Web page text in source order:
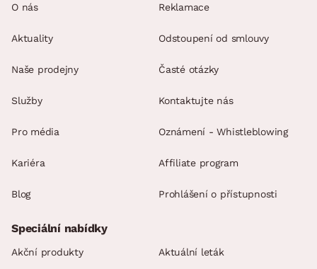
O nás
Aktuality
Naše prodejny
Služby
Pro média
Kariéra
Blog
Reklamace
Odstoupení od smlouvy
Časté otázky
Kontaktujte nás
Oznámení - Whistleblowing
Affiliate program
Prohlášení o přístupnosti
Speciální nabídky
Akční produkty Aktuální leták